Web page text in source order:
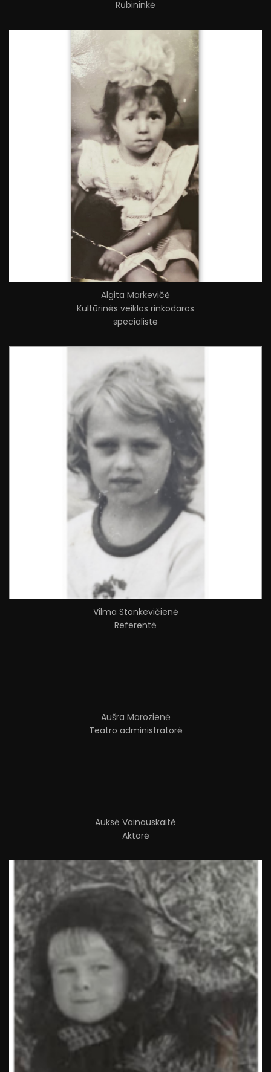
Rūbininkė
Algita Markevičė
Kultūrinės veiklos rinkodaros
specialistė
Vilma Stankevičienė
Referentė
Aušra Marozienė
Teatro administratorė
Auksė Vainauskaitė
Aktorė